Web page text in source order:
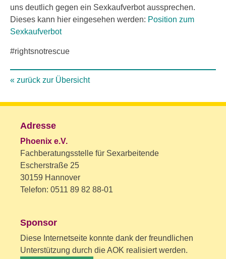
uns deutlich gegen ein Sexkaufverbot aussprechen.
Dieses kann hier eingesehen werden: Position zum
Sexkaufverbot
#rightsnotrescue
« zurück zur Übersicht
Adresse
Phoenix e.V.
Fachberatungsstelle für Sexarbeitende
Escherstraße 25
30159 Hannover
Telefon: 0511 89 82 88-01
Sponsor
Diese Internetseite konnte dank der freundlichen
Unterstützung durch die AOK realisiert werden.